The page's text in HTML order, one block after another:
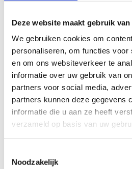
Deze website maakt gebruik
We gebruiken cookies om
personaliseren, om functies voor
en om ons websiteverkeer te
informatie over uw gebruik van
partners voor social media,
partners kunnen deze gegevens
informatie die u aan ze heeft
verzameld op basis van uw
Noodzakelijk
Kan ik online cursussen
leeromgeving?
Ja. Je kunt losse
abonnementen en
Kunnen managers
hun team bekijken?
managers inzicht krijgen in